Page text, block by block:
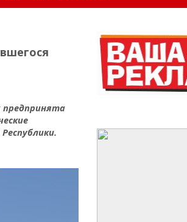
предпринята